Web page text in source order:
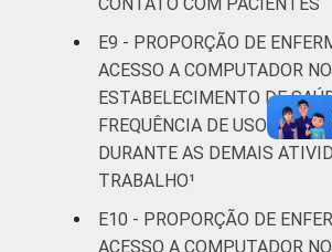
E9 - PROPORÇÃO DE
ACESSO A COMPUTADOR NO
ESTABELECIMENTO DE
FREQUÊNCIA DE USO DO
DURANTE AS DEMAIS
TRABALHO¹
E10 - PROPORÇÃO DE
ACESSO A COMPUTADOR NO